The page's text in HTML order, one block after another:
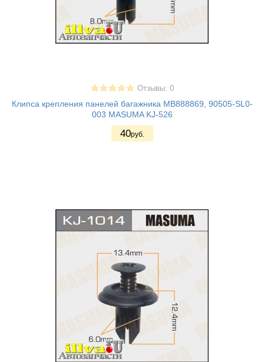
Отзывы: 0
Клипса крепления панелей багажника MB888869, 90505-SL0-
003 MASUMA KJ-526
40руб.